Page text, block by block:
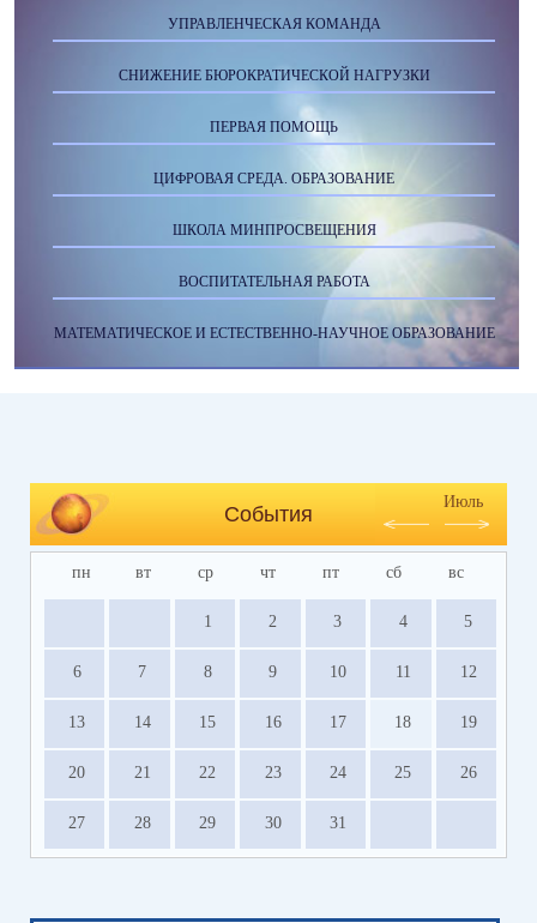
УПРАВЛЕНЧЕСКАЯ КОМАНДА
СНИЖЕНИЕ БЮРОКРАТИЧЕСКОЙ НАГРУЗКИ
ПЕРВАЯ ПОМОЩЬ
ЦИФРОВАЯ СРЕДА. ОБРАЗОВАНИЕ
ШКОЛА МИНПРОСВЕЩЕНИЯ
ВОСПИТАТЕЛЬНАЯ РАБОТА
МАТЕМАТИЧЕСКОЕ И ЕСТЕСТВЕННО-НАУЧНОЕ ОБРАЗОВАНИЕ
События
Июль
пн вт ср чт пт сб вс
1 2 3 4 5
6 7 8 9 10 11 12
13 14 15 16 17 18 19
20 21 22 23 24 25 26
27 28 29 30 31